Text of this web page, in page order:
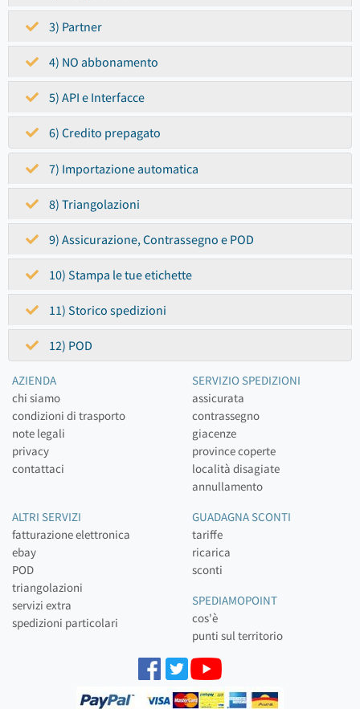
3) Partner
4) NO abbonamento
5) API e Interfacce
6) Credito prepagato
7) Importazione automatica
8) Triangolazioni
9) Assicurazione, Contrassegno e POD
10) Stampa le tue etichette
11) Storico spedizioni
12) POD
AZIENDA
chi siamo
condizioni di trasporto
note legali
privacy
contattaci
SERVIZIO SPEDIZIONI
assicurata
contrassegno
giacenze
province coperte
località disagiate
annullamento
ALTRI SERVIZI
fatturazione elettronica
ebay
POD
triangolazioni
servizi extra
spedizioni particolari
GUADAGNA SCONTI
tariffe
ricarica
sconti
SPEDIAMOPOINT
cos'è
punti sul territorio